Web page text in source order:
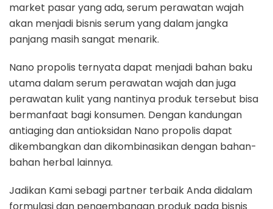
market pasar yang ada, serum perawatan wajah
akan menjadi bisnis serum yang dalam jangka
panjang masih sangat menarik.
Nano propolis ternyata dapat menjadi bahan baku
utama dalam serum perawatan wajah dan juga
perawatan kulit yang nantinya produk tersebut bisa
bermanfaat bagi konsumen. Dengan kandungan
antiaging dan antioksidan Nano propolis dapat
dikembangkan dan dikombinasikan dengan bahan-
bahan herbal lainnya.
Jadikan Kami sebagi partner terbaik Anda didalam